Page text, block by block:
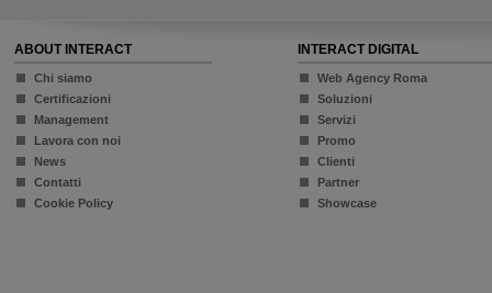
ABOUT INTERACT
Chi siamo
Certificazioni
Management
Lavora con noi
News
Contatti
Cookie Policy
INTERACT DIGITAL
Web Agency Roma
Soluzioni
Servizi
Promo
Clienti
Partner
Showcase